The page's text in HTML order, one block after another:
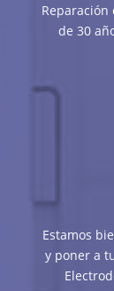
Reparación
de 30
Estamos
y poner a